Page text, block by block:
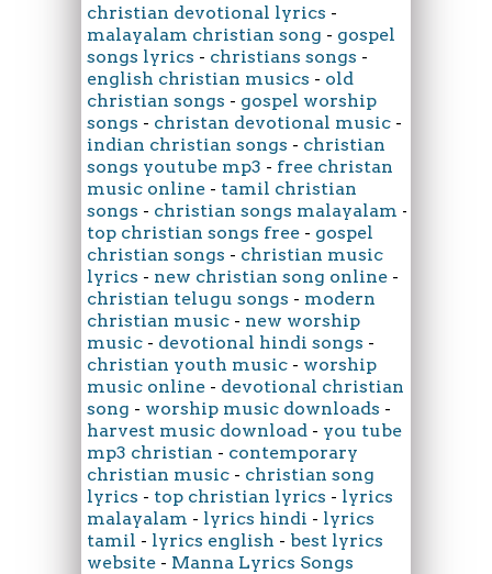
christian devotional lyrics -
malayalam christian song - gospel
songs lyrics - christians songs -
english christian musics - old
christian songs - gospel worship
songs - christan devotional music -
indian christian songs - christian
songs youtube mp3 - free christan
music online - tamil christian
songs - christian songs malayalam -
top christian songs free - gospel
christian songs - christian music
lyrics - new christian song online -
christian telugu songs - modern
christian music - new worship
music - devotional hindi songs -
christian youth music - worship
music online - devotional christian
song - worship music downloads -
harvest music download - you tube
mp3 christian - contemporary
christian music - christian song
lyrics - top christian lyrics - lyrics
malayalam - lyrics hindi - lyrics
tamil - lyrics english - best lyrics
website - Manna Lyrics Songs